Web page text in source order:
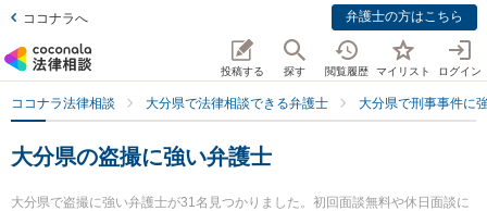
ココナラへ 弁護士の方はこちら
投稿する 探す 閲覧履歴 マイリスト ログイン
ココナラ法律相談 大分県で法律相談できる弁護士 大分県で刑事事件に
大分県の盗撮に強い弁護士
大分県で盗撮に強い弁護士が31名見つかりました。初回面談無料や休日面談に